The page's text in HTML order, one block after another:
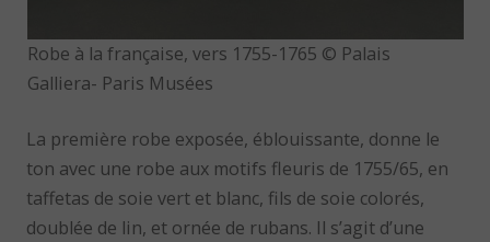
Robe à la française, vers 1755-1765 © Palais
Galliera- Paris Musées
La première robe exposée, éblouissante, donne le
ton avec une robe aux motifs fleuris de 1755/65, en
taffetas de soie vert et blanc, fils de soie colorés,
doublée de lin, et ornée de rubans. Il s’agit d’une